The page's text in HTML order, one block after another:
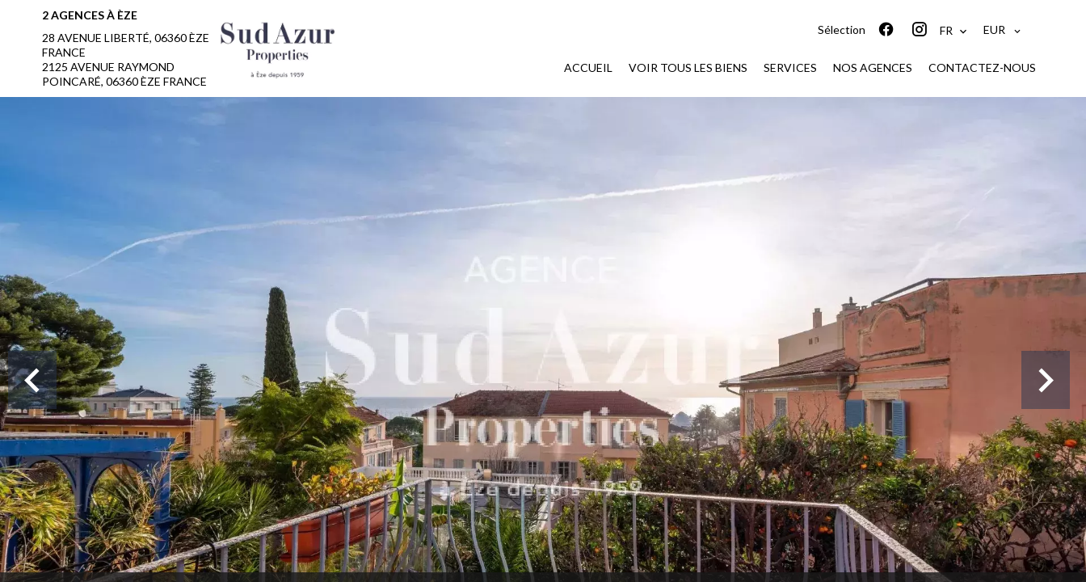
2 AGENCES À ÈZE
28 AVENUE LIBERTÉ, 06360 ÈZE
FRANCE
2125 AVENUE RAYMOND
POINCARÉ, 06360 ÈZE FRANCE
Sélection FR EUR
ACCUEIL VOIR TOUS LES BIENS SERVICES NOS AGENCES CONTACTEZ-NOUS